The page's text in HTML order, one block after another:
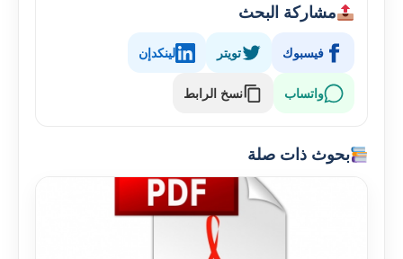
مشاركة البحث
فيسبوك تويتر لينكدإن
واتساب نسخ الرابط
بحوث ذات صلة